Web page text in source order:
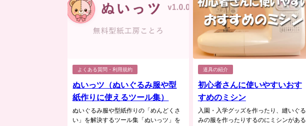
よくある質問・利用規約
ぬいっツ（ぬいぐるみ服や型
紙作りに使えるツール集）
ぬいぐるみ服や型紙作りの「めんどくさ
い」を解決するツール集「ぬいっツ」を
道具の紹介
初心者さんに使いやすいおす
すめのミシン
入園・入学グッズを作ったり、縫いぐる
みの服を作ったりするのにミシンがある